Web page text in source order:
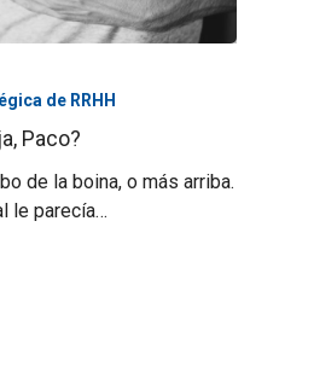
de RRHH
Paco?
de la boina, o más arriba.
le parecía…